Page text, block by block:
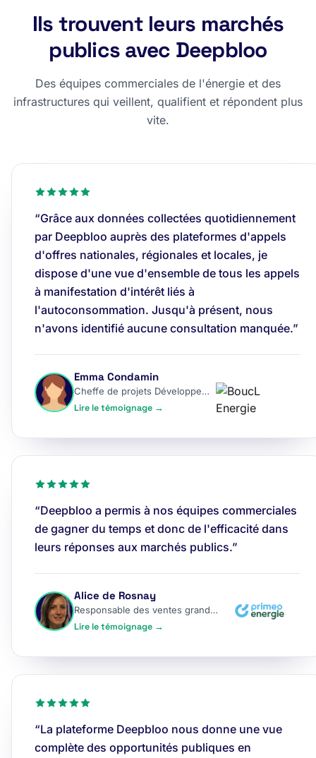
Ils trouvent leurs marchés
publics avec Deepbloo
Des équipes commerciales de l'énergie et des
infrastructures qui veillent, qualifient et répondent plus
vite.
“Grâce aux données collectées quotidiennement
par Deepbloo auprès des plateformes d'appels
d'offres nationales, régionales et locales, je
dispose d'une vue d'ensemble de tous les appels
à manifestation d'intérêt liés à
l'autoconsommation. Jusqu'à présent, nous
n'avons identifié aucune consultation manquée.”
Emma Condamin
Cheffe de projets Développement
Lire le témoignage →
“Deepbloo a permis à nos équipes commerciales
de gagner du temps et donc de l'efficacité dans
leurs réponses aux marchés publics.”
Alice de Rosnay
Responsable des ventes grands comptes
Lire le témoignage →
“La plateforme Deepbloo nous donne une vue
complète des opportunités publiques en